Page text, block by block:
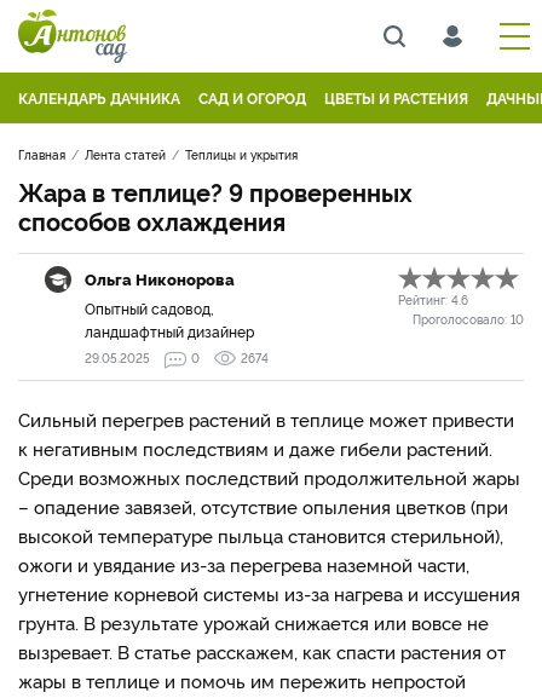
КАЛЕНДАРЬ ДАЧНИКА САД И ОГОРОД ЦВЕТЫ И РАСТЕНИЯ
Главная Лента статей Теплицы и укрытия
Жара в теплице? 9 проверенных
способов охлаждения
Ольга Никонорова
Опытный садовод,
ландшафтный дизайнер
Рейтинг: 4.6
Проголосовало: 10
29.05.2025 0 2674
Сильный перегрев растений в теплице может привести
к негативным последствиям и даже гибели растений.
Среди возможных последствий продолжительной жары
– опадение завязей, отсутствие опыления цветков (при
высокой температуре пыльца становится стерильной),
ожоги и увядание из-за перегрева наземной части,
угнетение корневой системы из-за нагрева и иссушения
грунта. В результате урожай снижается или вовсе не
вызревает. В статье расскажем, как спасти растения от
жары в теплице и помочь им пережить непростой